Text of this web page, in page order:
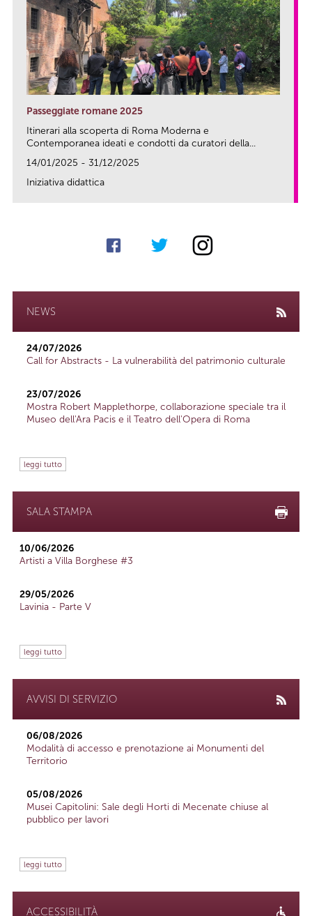
Passeggiate romane 2025
Itinerari alla scoperta di Roma Moderna e
Contemporanea ideati e condotti da curatori della...
14/01/2025 - 31/12/2025
Iniziativa didattica
NEWS
24/07/2026
Call for Abstracts - La vulnerabilità del patrimonio culturale
23/07/2026
Mostra Robert Mapplethorpe, collaborazione speciale tra il
Museo dell'Ara Pacis e il Teatro dell'Opera di Roma
leggi tutto
SALA STAMPA
10/06/2026
Artisti a Villa Borghese #3
29/05/2026
Lavinia - Parte V
leggi tutto
AVVISI DI SERVIZIO
06/08/2026
Modalità di accesso e prenotazione ai Monumenti del
Territorio
05/08/2026
Musei Capitolini: Sale degli Horti di Mecenate chiuse al
pubblico per lavori
leggi tutto
ACCESSIBILITÀ